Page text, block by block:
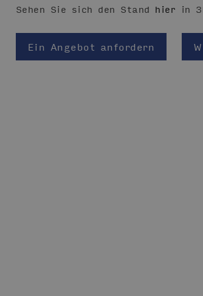
Sehen Sie sich den Stand hier in
Ein Angebot anfordern